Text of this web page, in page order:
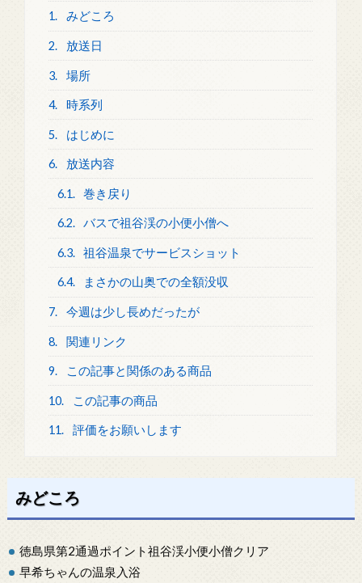
1. みどころ
2. 放送日
3. 場所
4. 時系列
5. はじめに
6. 放送内容
6.1. 巻き戻り
6.2. バスで祖谷渓の小便小僧へ
6.3. 祖谷温泉でサービスショット
6.4. まさかの山奥での全額没収
7. 今週は少し長めだったが
8. 関連リンク
9. この記事と関係のある商品
10. この記事の商品
11. 評価をお願いします
みどころ
徳島県第2通過ポイント祖谷渓小便小僧クリア
早希ちゃんの温泉入浴